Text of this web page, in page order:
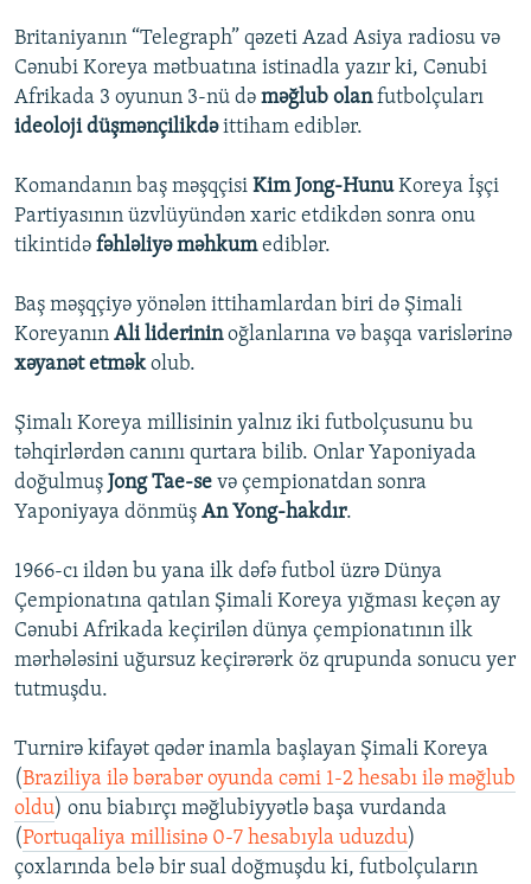
Britaniyanın “Telegraph” qəzeti Azad Asiya radiosu və
Cənubi Koreya mətbuatına istinadla yazır ki, Cənubi
Afrikada 3 oyunun 3-nü də məğlub olanfutbolçuları
ideoloji düşmənçilikdəittiham ediblər.
Komandanın baş məşqçisi Kim Jong-HunuKoreya İşçi
Partiyasının üzvlüyündən xaric etdikdən sonra onu
tikintidə fəhləliyə məhkumediblər.
Baş məşqçiyə yönələn ittihamlardan biri də Şimali
Koreyanın Ali liderininoğlanlarına və başqa varislərinə
xəyanət etməkolub.
Şimalı Koreya millisinin yalnız iki futbolçusunu bu
təhqirlərdən canını qurtara bilib. Onlar Yaponiyada
doğulmuş Jong Tae-se və çempionatdan sonra
Yaponiyaya dönmüş An Yong-hakdır.
1966-cı ildən bu yana ilk dəfə futbol üzrə Dünya
Çempionatına qatılan Şimali Koreya yığması keçən ay
Cənubi Afrikada keçirilən dünya çempionatının ilk
mərhələsini uğursuz keçirərərk öz qrupunda sonucu yer
tutmuşdu.
Turnirə kifayət qədər inamla başlayan Şimali Koreya
(Braziliya ilə bərabər oyunda cəmi 1-2 hesabı ilə məğlub
oldu) onu biabırçı məğlubiyyətlə başa vurdanda
(Portuqaliya millisinə 0-7 hesabıyla uduzdu)
çoxlarında belə bir sual doğmuşdu ki, futbolçuların